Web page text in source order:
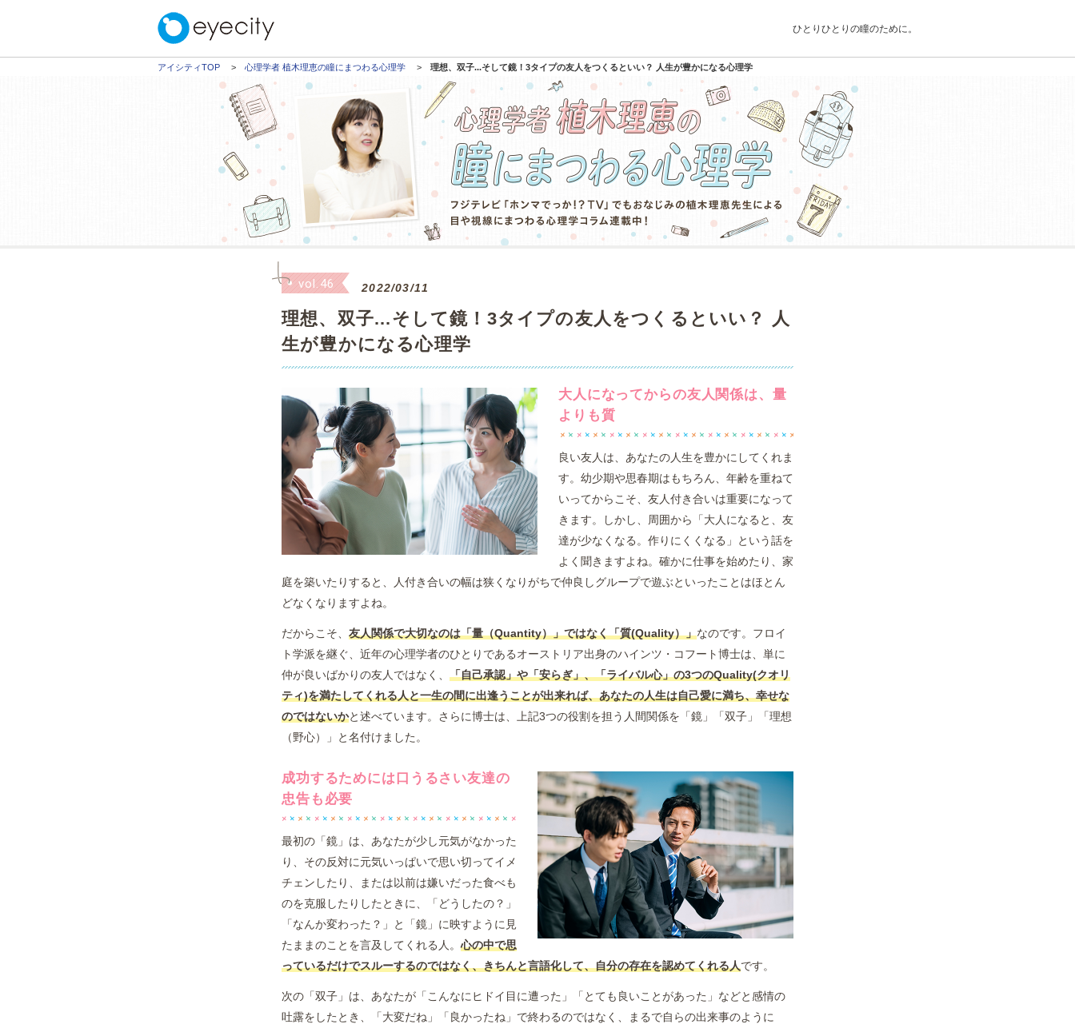
ひとりひとりの瞳のために。
アイシティTOP 心理学者 植木理恵の瞳にまつわる心理学 理想、双子...そして鏡！3タイプの友人をつくるといい？ 人生が豊かになる心理学
vol.46 2022/03/11
理想、双子...そして鏡！3タイプの友人をつくるといい？ 人
生が豊かになる心理学
大人になってからの友人関係は、量
よりも質
良い友人は、あなたの人生を豊かにしてくれま
す。幼少期や思春期はもちろん、年齢を重ねて
いってからこそ、友人付き合いは重要になって
きます。しかし、周囲から「大人になると、友
達が少なくなる。作りにくくなる」という話を
よく聞きますよね。確かに仕事を始めたり、家
庭を築いたりすると、人付き合いの幅は狭くなりがちで仲良しグループで遊ぶといったことはほとん
どなくなりますよね。
だからこそ、 友人関係で大切なのは「量（Quantity）」ではなく「質(Quality）」なのです。フロイ
ト学派を継ぐ、近年の心理学者のひとりであるオーストリア出身のハインツ・コフート博士は、単に
仲が良いばかりの友人ではなく、 「自己承認」や「安らぎ」、「ライバル心」の3つのQuality(クオリ
ティ)を満たしてくれる人と一生の間に出逢うことが出来れば、あなたの人生は自己愛に満ち、幸せな
のではないかと述べています。さらに博士は、上記3つの役割を担う人間関係を「鏡」「双子」「理想
（野心）」と名付けました。
成功するためには口うるさい友達の
忠告も必要
最初の「鏡」は、あなたが少し元気がなかった
り、その反対に元気いっぱいで思い切ってイメ
チェンしたり、または以前は嫌いだった食べも
のを克服したりしたときに、「どうしたの？」
「なんか変わった？」と「鏡」に映すように見
たままのことを言及してくれる人。 心の中で思
っているだけでスルーするのではなく、きちんと言語化して、自分の存在を認めてくれる人です。
次の「双子」は、あなたが「こんなにヒドイ目に遭った」「とても良いことがあった」などと感情の
吐露をしたとき、「大変だね」「良かったね」で終わるのではなく、まるで自らの出来事のように